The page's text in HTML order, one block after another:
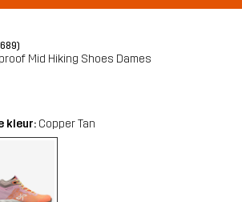
Mid Hiking Shoes Dames
kleur: Copper Tan